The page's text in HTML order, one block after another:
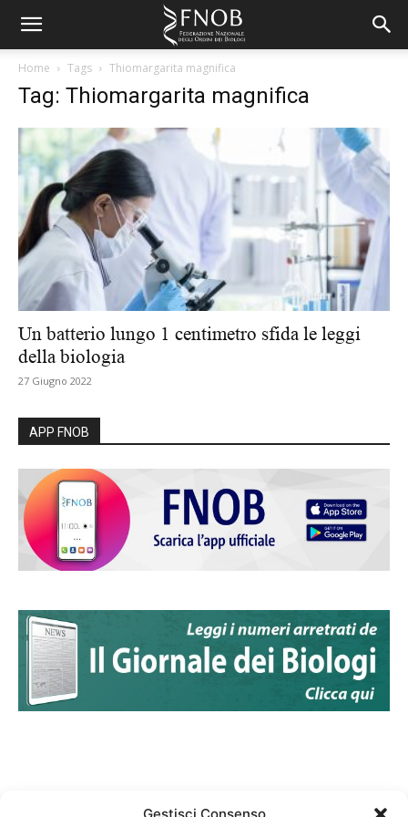
Home Tags Thiomargarita magnifica
Tag: Thiomargarita magnifica
Un batterio lungo 1 centimetro sfida le leggi
della biologia
27 Giugno 2022
APP FNOB